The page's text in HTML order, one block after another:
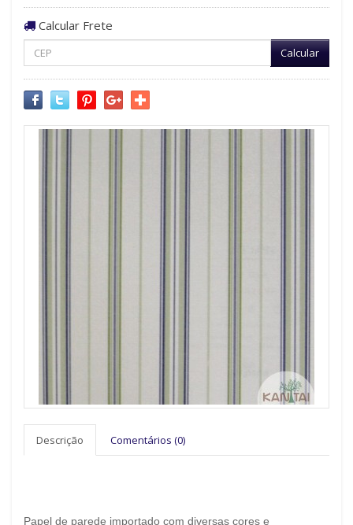
Calcular Frete
Calcular
Descrição Comentários (0)
Papel de parede importado com diversas cores e